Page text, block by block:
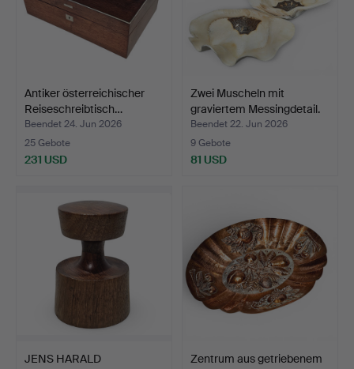
Antiker österreichischer
Reiseschreibtisch…
Beendet 24. Jun 2026
25 Gebote
231 USD
Zwei Muscheln mit
graviertem Messingdetail.
Beendet 22. Jun 2026
9 Gebote
81 USD
JENS HARALD
Zentrum aus getriebenem